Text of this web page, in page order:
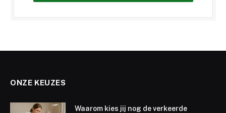
ONZE KEUZES
Waarom kies jij nog de verkeerde